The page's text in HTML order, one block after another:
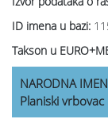
ID imena u bazi:
Takson u
NARODNA
Planiski vrbovac